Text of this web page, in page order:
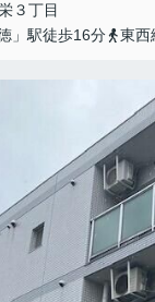
３丁目
」駅徒歩16分
東西